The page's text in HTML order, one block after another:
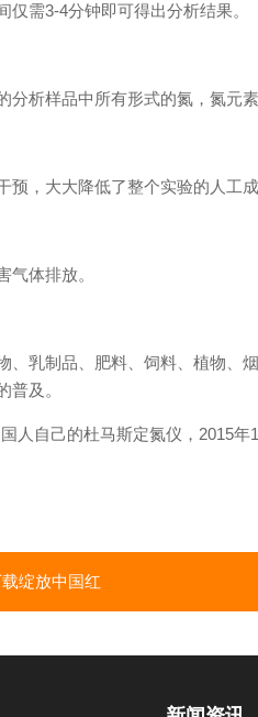
需3-4分钟即可得出分析结果。
析样品中所有形式的氮，氮元素
大大降低了整个实验的人工成
体排放。
制品、肥料、饲料、植物、
普及。
自己的杜马斯定氮仪，2015年
绽放中国红